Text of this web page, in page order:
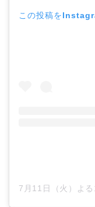
この投稿を
7月11日（火）よ